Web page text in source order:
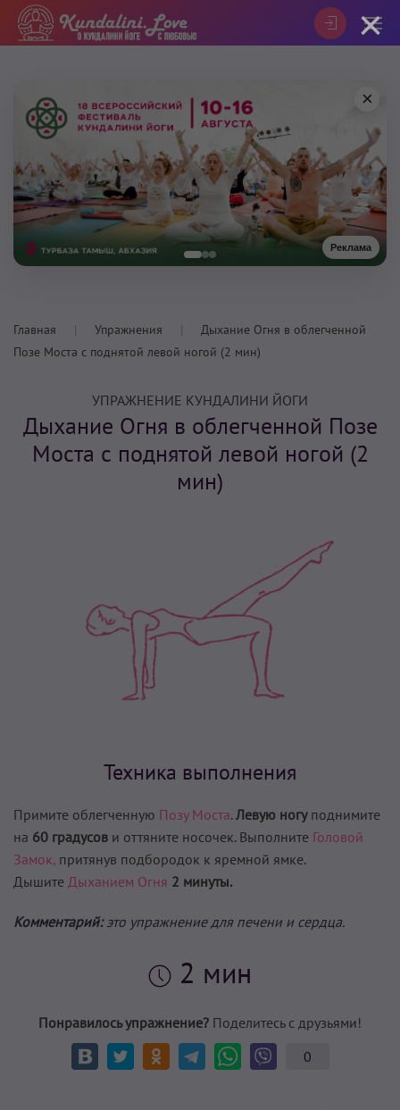
Реклама
×
Главная Упражнения
Дыхание Огня в облегченной
Позе Моста с поднятой левой ногой (2 мин)
УПРАЖНЕНИЕ КУНДАЛИНИ ЙОГИ
Дыхание Огня в облегченной Позе
Моста с поднятой левой ногой (2
мин)
Техника выполнения
Примите облегченную Позу Моста.Левую ногуподнимите
на 60 градусов и оттяните носочек. Выполните Головой
Замок, притянув подбородок к яремной ямке.
Дышите Дыханием Огня 2 минуты.
Комментарий:это упражнение для печени и сердца.
2 мин
Понравилось упражнение? Поделитесь с друзьями!
0
×